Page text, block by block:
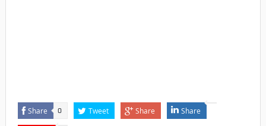
Share 0 Tweet Share Share